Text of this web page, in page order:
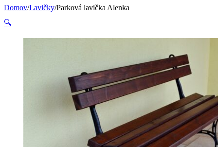
Domov/Lavičky/Parková lavička Alenka
🔍